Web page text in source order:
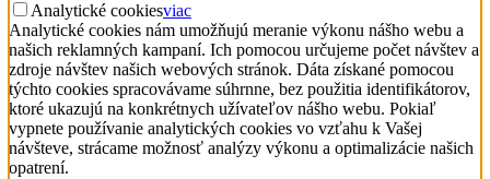
Analytické cookiesviac
Analytické cookies nám umožňujú meranie výkonu nášho webu a
našich reklamných kampaní. Ich pomocou určujeme počet návštev a
zdroje návštev našich webových stránok. Dáta získané pomocou
týchto cookies spracovávame súhrnne, bez použitia identifikátorov,
ktoré ukazujú na konkrétnych užívateľov nášho webu. Pokiaľ
vypnete používanie analytických cookies vo vzťahu k Vašej
návšteve, strácame možnosť analýzy výkonu a optimalizácie našich
opatrení.